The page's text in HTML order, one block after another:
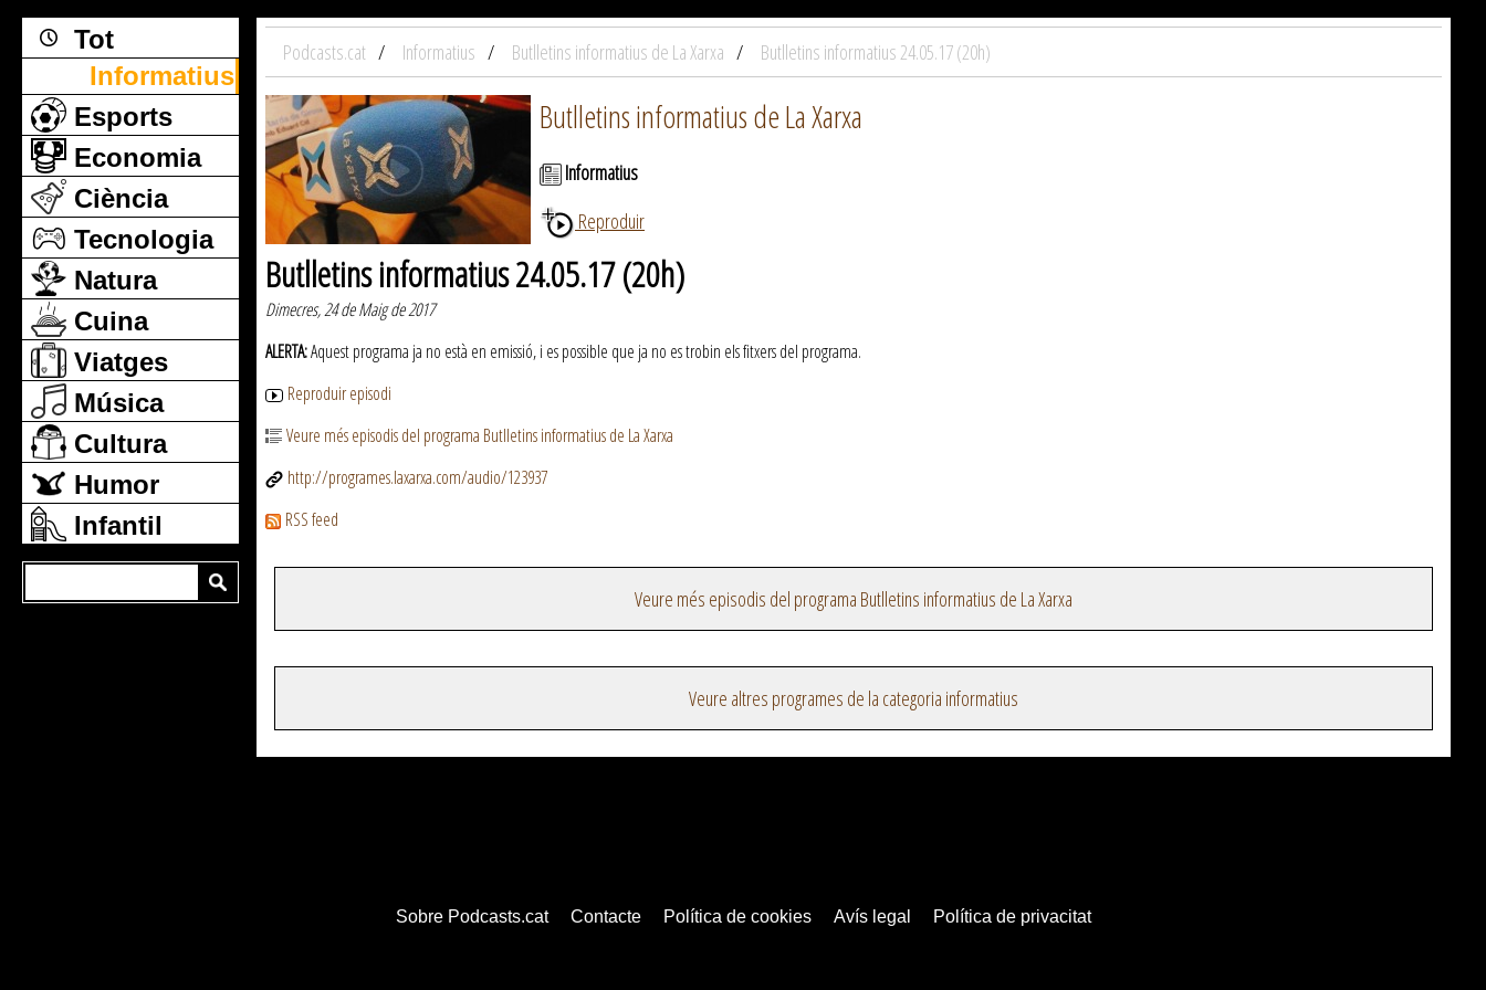
Tot
Informatius
Esports
Economia
Ciència
Tecnologia
Natura
Cuina
Viatges
Música
Cultura
Humor
Infantil
Podcasts.cat Informatius Butlletins informatius de La Xarxa Butlletins informatius 24.05.17 (20h)
Butlletins informatius de La Xarxa
Informatius
Reproduir
Butlletins informatius 24.05.17 (20h)
Dimecres, 24 de Maig de 2017
ALERTA:Aquest programa ja no està en emissió, i es possible que ja no es trobin els fitxers del programa.
Reproduir episodi
Veure més episodis del programa Butlletins informatius de La Xarxa
http://programes.laxarxa.com/audio/123937
RSS feed
Veure més episodis del programa Butlletins informatius de La Xarxa
Veure altres programes de la categoria informatius
Sobre Podcasts.cat Contacte Política de cookies Avís legal Política de privacitat